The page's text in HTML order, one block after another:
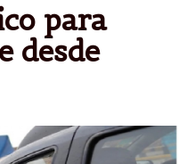
para
desde